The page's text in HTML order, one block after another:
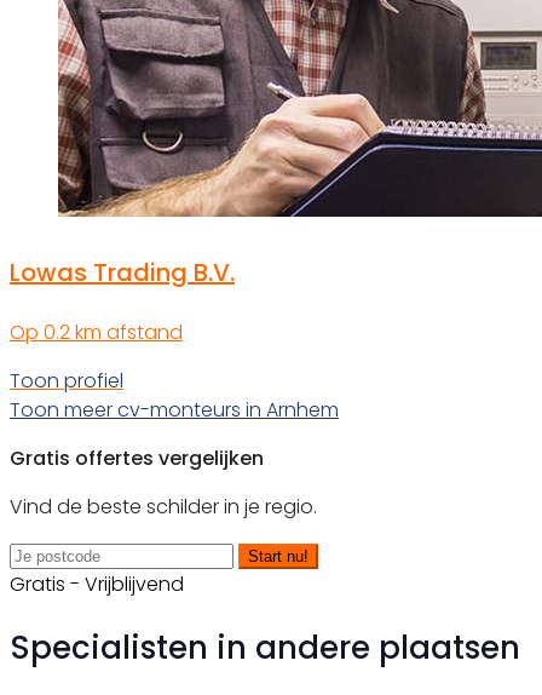
Lowas Trading B.V.
Op 0.2 km afstand
Toon profiel
Toon meer cv-monteurs in Arnhem
Gratis offertes vergelijken
Vind de beste schilder in je regio.
Start nu!
Gratis - Vrijblijvend
Specialisten in andere plaatsen